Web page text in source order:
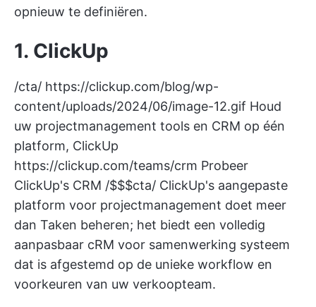
opnieuw te definiëren.
1. ClickUp
/cta/ https://clickup.com/blog/wp-
content/uploads/2024/06/image-12.gif Houd
uw projectmanagement tools en CRM op één
platform, ClickUp
https://clickup.com/teams/crm Probeer
ClickUp's CRM /$$$cta/ ClickUp's aangepaste
platform voor projectmanagement doet meer
dan Taken beheren; het biedt een volledig
aanpasbaar cRM voor samenwerking systeem
dat is afgestemd op de unieke workflow en
voorkeuren van uw verkoopteam.